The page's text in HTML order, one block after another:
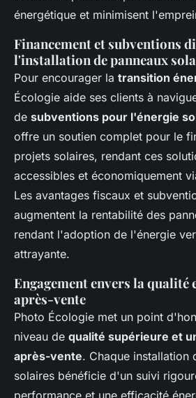
énergétique et minimisent
Financement et subventions
l'installation de panneaux
Pour encourager la transition
Écologie aide ses clients à
de subventions pour l'énergie
offre un soutien complet pour le
projets solaires, rendant ces
accessibles et économiquement
Les avantages fiscaux et
augmentent la rentabilité des
rendant l'adoption de l'énergie
attrayante.
Engagement envers la qualité
après-vente
Photo Écologie met un point
niveau de qualité supérieure et
après-vente. Chaque installation
solaires bénéficie d'un suivi
performance et une efficacité